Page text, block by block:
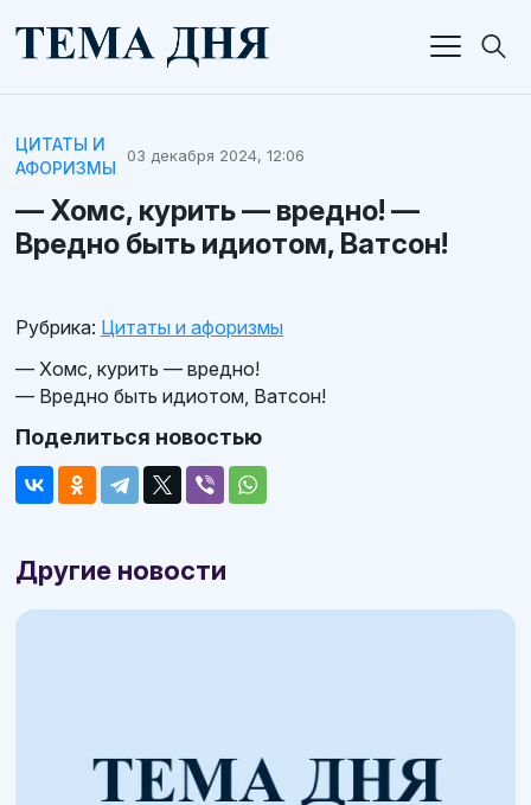
ЦИТАТЫ И
АФОРИЗМЫ
03 декабря 2024, 12:06
— Хомс, курить — вредно! —
Вредно быть идиотом, Ватсон!
Рубрика: Цитаты и афоризмы
— Хомс, курить — вредно!
— Вредно быть идиотом, Ватсон!
Поделиться новостью
Другие новости